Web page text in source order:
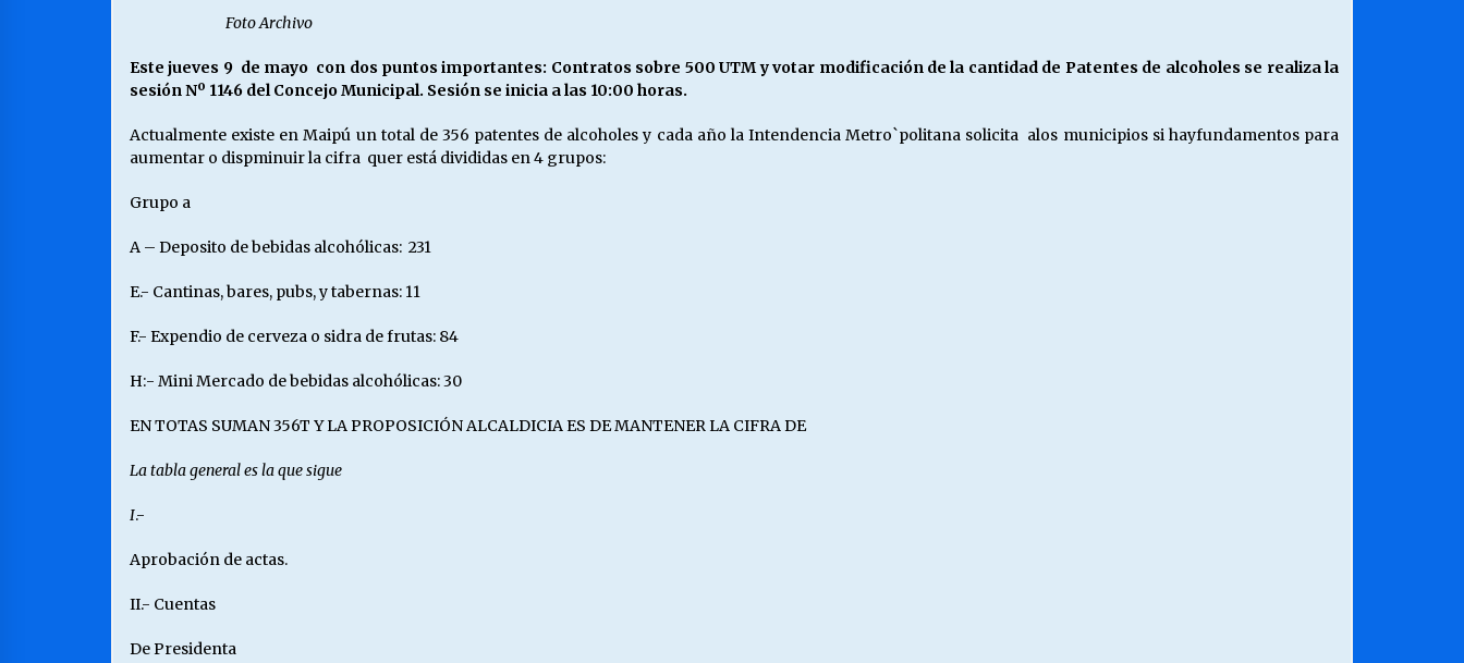
Foto Archivo
Este jueves 9 de mayo con dos puntos importantes: Contratos sobre 500 UTM y votar modificación de la cantidad de Patentes de alcoholes se realiza la
sesión Nº 1146 del Concejo Municipal. Sesión se inicia a las 10:00 horas.
Actualmente existe en Maipú un total de 356 patentes de alcoholes y cada año la Intendencia Metro`politana solicita alos municipios si hayfundamentos para
aumentar o dispminuir la cifra quer está divididas en 4 grupos:
Grupo a
A – Deposito de bebidas alcohólicas: 231
E.- Cantinas, bares, pubs, y tabernas: 11
F.- Expendio de cerveza o sidra de frutas: 84
H:- Mini Mercado de bebidas alcohólicas: 30
EN TOTAS SUMAN 356T Y LA PROPOSICIÓN ALCALDICIA ES DE MANTENER LA CIFRA DE
La tabla general es la que sigue
I.-
Aprobación de actas.
II.- Cuentas
De Presidenta